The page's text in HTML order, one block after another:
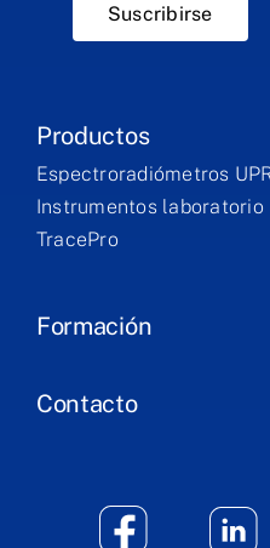
Suscribirse
Productos
Espectroradiómetros
Instrumentos laboratorio
TracePro
Formación
Contacto